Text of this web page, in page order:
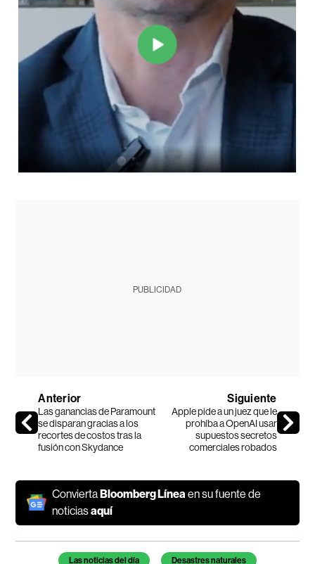
PUBLICIDAD
Anterior
Las ganancias de Paramount
se disparan gracias a los
recortes de costos tras la
fusión con Skydance
Siguiente
Apple pide a un juez que le
prohíba a OpenAI usar
supuestos secretos
comerciales robados
ConviertaBloomberg Líneaen su fuente de
noticiasaquí
Temas de este artículo
Las noticias del día Desastres naturales